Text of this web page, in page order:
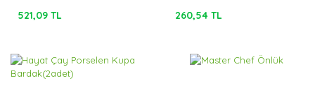
521,09 TL 260,54 TL